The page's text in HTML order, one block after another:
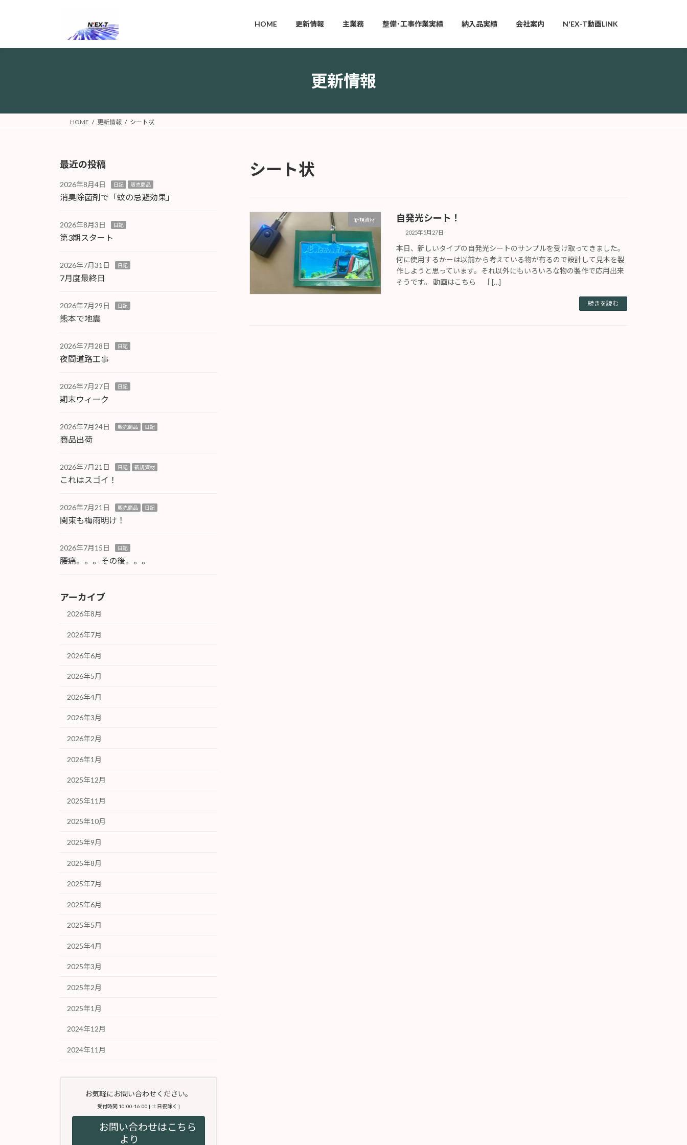
プ
動
HOME 更新情報 主業務 整備･工事作業実績 納入品実績 会社案内 N'EX-T動画LINK
更新情報
HOME 更新情報 シート状
シート状
新規資材 自発光シート！
2025年5月27日
本日、新しいタイプの自発光シートのサンプルを受け取ってきました。
何に使用するかーは以前から考えている物が有るので設計して見本を製
作しようと思っています。それ以外にもいろいろな物の製作で応用出来
そうです。 動画はこちら ［ […]
続きを読む
最近の投稿
2026年8月4日 日記 販売商品
消臭除菌剤で「蚊の忌避効果」
2026年8月3日 日記
第3期スタート
2026年7月31日 日記
7月度最終日
2026年7月29日 日記
熊本で地震
2026年7月28日 日記
夜間道路工事
2026年7月27日 日記
期末ウィーク
2026年7月24日 販売商品 日記
商品出荷
2026年7月21日 日記 新規資材
これはスゴイ！
2026年7月21日 販売商品 日記
関東も梅雨明け！
2026年7月15日 日記
腰痛。。。その後。。。
アーカイブ
2026年8月
2026年7月
2026年6月
2026年5月
2026年4月
2026年3月
2026年2月
2026年1月
2025年12月
2025年11月
2025年10月
2025年9月
2025年8月
2025年7月
2025年6月
2025年5月
2025年4月
2025年3月
2025年2月
2025年1月
2024年12月
2024年11月
お気軽にお問い合わせください。
受付時間 10:00-16:00 [ 土日祝除く ]
お問い合わせはこちら
より